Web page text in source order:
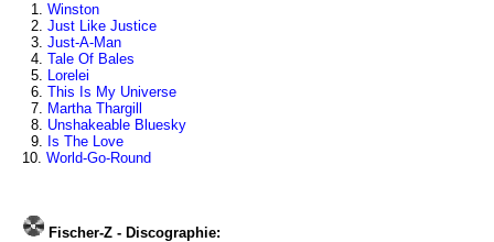
1. Winston
2. Just Like Justice
3. Just-A-Man
4. Tale Of Bales
5. Lorelei
6. This Is My Universe
7. Martha Thargill
8. Unshakeable Bluesky
9. Is The Love
10. World-Go-Round
Fischer-Z - Discographie: